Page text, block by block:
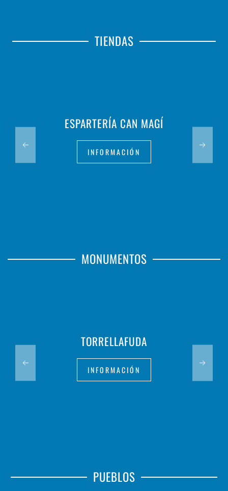
TIENDAS
ESPARTERÍA CAN MAGÍ
INFORMACIÓN
MONUMENTOS
TORRELLAFUDA
INFORMACIÓN
PUEBLOS